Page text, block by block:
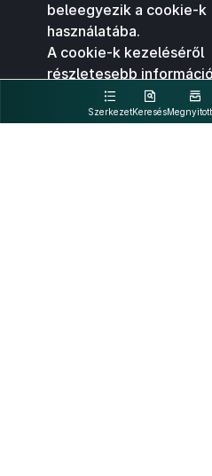
SzerkezetKeresés
beleegyezik a cookie-k
használatába.
A cookie-k kezeléséről
részletesebb
kattintva olvashat.